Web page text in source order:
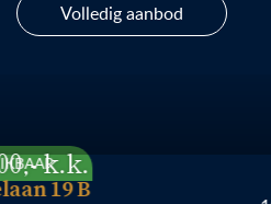
Volledig aanbod
19 B